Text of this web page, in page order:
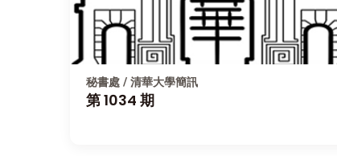
秘書處 / 清華大學簡訊
第 1034 期